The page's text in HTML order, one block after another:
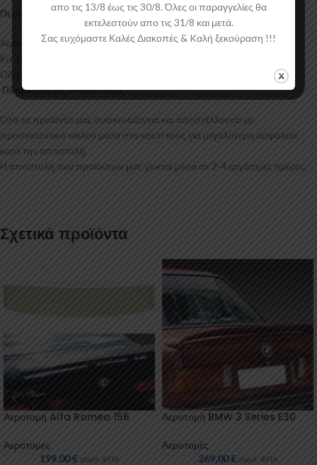
Περιεχόμενα Συσκευασίας:
Αεροτομή Οροφής Alfa Romeo 147
Κιτ Τοποθέτησης
Οδηγίες Τοποθέτησης
Πληροφορίες Αποστολής:
Όλα τα προϊόντα μας συσκευάζονται και αποστέλλονται με
προστατευτικό νάιλον μέσα στο κουτί τους για μεγαλύτερη ασφάλεια
κατά την αποστολή.
Η αποστολή των προϊόντων μας γίνεται μέσα σε 2-4 εργάσιμες ημέρες.
Σχετικά προϊόντα
Αεροτομή Alfa Romeo 156
Αεροτομές
199,00€ συμπ. ΦΠΑ
Αεροτομή BMW 3 Series E30
Αεροτομές
269,00€ συμπ. ΦΠΑ
απο τις 13/8 έως τις 30/8. Όλες οι παραγγελίες θα
εκτελεστούν απο τις 31/8 και μετά.
Σας ευχόμαστε Καλές Διακοπές & Kαλή ξεκούραση !!!